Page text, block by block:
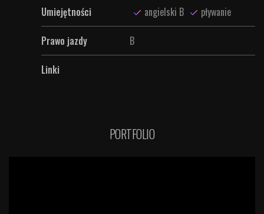
Umiejętności angielski B pływanie
Prawo jazdy B
Linki
PORTFOLIO